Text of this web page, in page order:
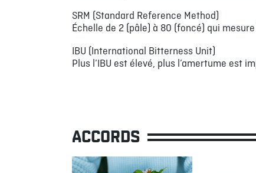
SRM (Standard Reference Method)
Échelle de 2 (pâle) à 80 (foncé) qui
IBU (International Bitterness Unit)
Plus l’IBU est élevé, plus l’amertume est
ACCORDS